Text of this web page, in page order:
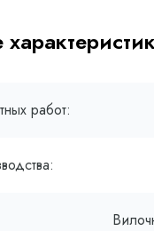
работ: